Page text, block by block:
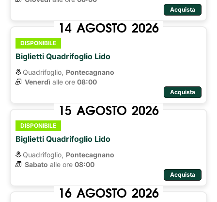
Acquista
14 AGOSTO 2026
DISPONIBILE
Biglietti Quadrifoglio Lido
Quadrifoglio, Pontecagnano
Venerdì alle ore 08:00
Acquista
15 AGOSTO 2026
DISPONIBILE
Biglietti Quadrifoglio Lido
Quadrifoglio, Pontecagnano
Sabato alle ore 08:00
Acquista
16 AGOSTO 2026